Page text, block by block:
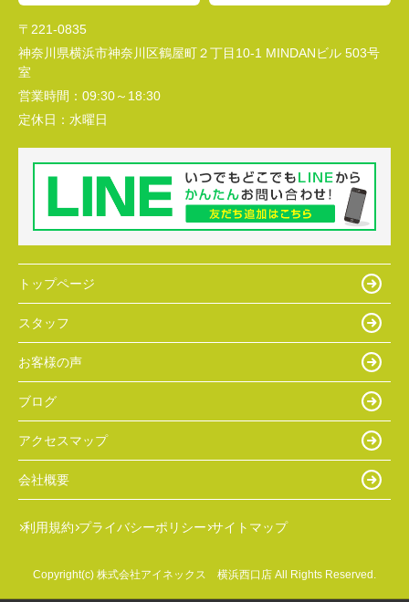
〒221-0835
神奈川県横浜市神奈川区鶴屋町２丁目10-1 MINDANビル 503号
室
営業時間： 09:30～18:30
定休日： 水曜日
トップページ
スタッフ
お客様の声
ブログ
アクセスマップ
会社概要
利用規約 プライバシーポリシー サイトマップ
Copyright(c) 株式会社アイネックス 横浜西口店 All Rights Reserved.